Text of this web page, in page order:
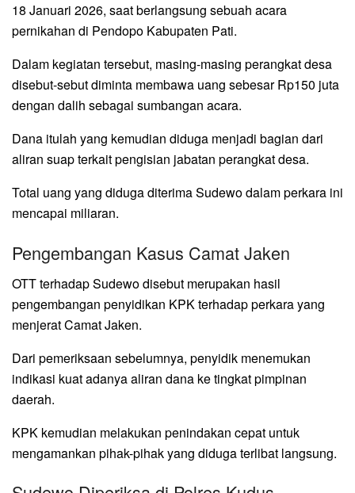
18 Januari 2026, saat berlangsung sebuah acara
pernikahan di Pendopo Kabupaten Pati.
Dalam kegiatan tersebut, masing-masing perangkat desa
disebut-sebut diminta membawa uang sebesar Rp150 juta
dengan dalih sebagai sumbangan acara.
Dana itulah yang kemudian diduga menjadi bagian dari
aliran suap terkait pengisian jabatan perangkat desa.
Total uang yang diduga diterima Sudewo dalam perkara ini
mencapai miliaran.
Pengembangan Kasus Camat Jaken
OTT terhadap Sudewo disebut merupakan hasil
pengembangan penyidikan KPK terhadap perkara yang
menjerat Camat Jaken.
Dari pemeriksaan sebelumnya, penyidik menemukan
indikasi kuat adanya aliran dana ke tingkat pimpinan
daerah.
KPK kemudian melakukan penindakan cepat untuk
mengamankan pihak-pihak yang diduga terlibat langsung.